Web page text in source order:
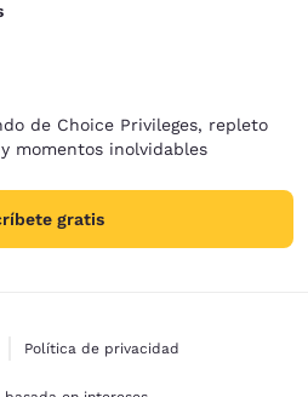
de Choice Privileges, repleto
momentos inolvidables
gratis
Política de privacidad